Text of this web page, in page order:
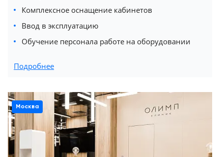
Комплексное оснащение кабинетов
Ввод в эксплуатацию
Обучение персонала работе на оборудовании
Подробнее
Москва